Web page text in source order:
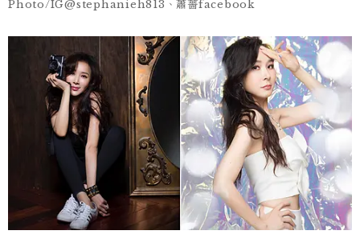
Photo/IG@stephanieh813、蕭薔facebook